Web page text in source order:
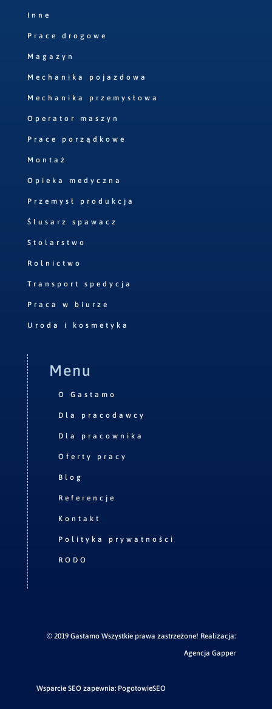
Inne
Prace drogowe
Magazyn
Mechanika pojazdowa
Mechanika przemysłowa
Operator maszyn
Prace porządkowe
Montaż
Opieka medyczna
Przemysł produkcja
Ślusarz spawacz
Stolarstwo
Rolnictwo
Transport spedycja
Praca w biurze
Uroda i kosmetyka
Menu
O Gastamo
Dla pracodawcy
Dla pracownika
Oferty pracy
Blog
Referencje
Kontakt
Polityka prywatności
RODO
© 2019 Gastamo Wszystkie prawa zastrzeżone! Realizacja:
Agencja Gapper
Wsparcie SEO zapewnia: PogotowieSEO